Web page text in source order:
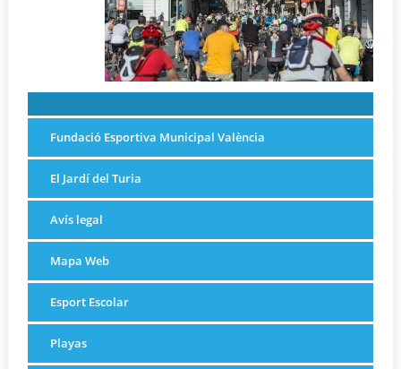
Fundació Esportiva Municipal València
El Jardí del Turia
Avís legal
Mapa Web
Esport Escolar
Playas